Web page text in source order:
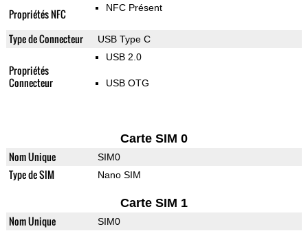
Propriétés NFC NFC Présent
Type de Connecteur USB Type C
Propriétés
Connecteur
USB 2.0
USB OTG
Carte SIM 0
Nom Unique SIM0
Type de SIM Nano SIM
Carte SIM 1
Nom Unique SIM0